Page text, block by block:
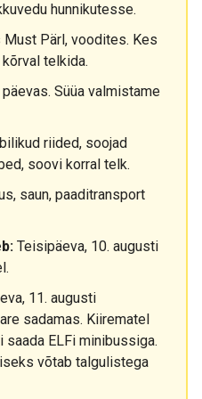
hunnikutesse.
Must Pärl, voodites. Kes
telkida.
Süüa valmistame
riided, soojad
soovi korral telk.
saun, paaditransport
Teisipäeva, 10. augusti
11. augusti
sadamas. Kiirematel
saada ELFi minibussiga.
võtab talgulistega